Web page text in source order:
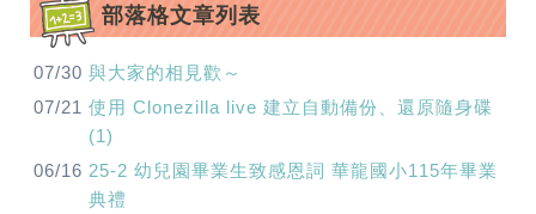
部落格文章列表
07/30 與大家的相見歡～
07/21 使用 Clonezilla live 建立自動備份、還原隨身碟
(1)
06/16 25-2 幼兒園畢業生致感恩詞 華龍國小115年畢業
典禮